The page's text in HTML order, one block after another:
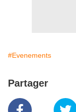
#Evenements
Partager